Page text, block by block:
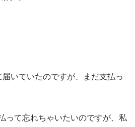
いていたのですが、まだ支払っ
って忘れちゃいたいのですが、私